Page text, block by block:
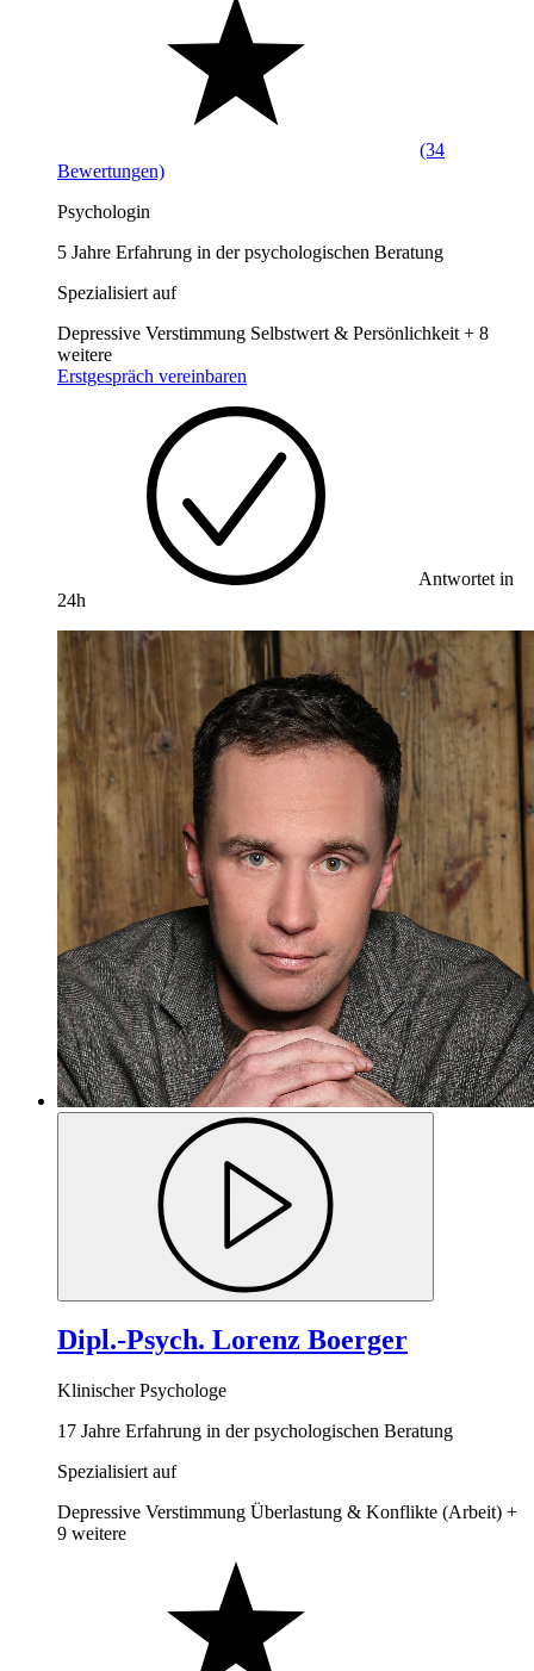
(34
Bewertungen)
Psychologin
5 Jahre Erfahrung in der psychologischen Beratung
Spezialisiert auf
Depressive Verstimmung Selbstwert & Persönlichkeit + 8
weitere
Erstgespräch vereinbaren
Antwortet in
24h
Dipl.-Psych. Lorenz Boerger
Klinischer Psychologe
17 Jahre Erfahrung in der psychologischen Beratung
Spezialisiert auf
Depressive Verstimmung Überlastung & Konflikte (Arbeit) +
9 weitere